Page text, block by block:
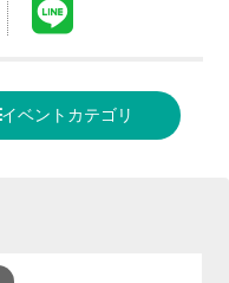
Facebook
る
イベントカテゴリ